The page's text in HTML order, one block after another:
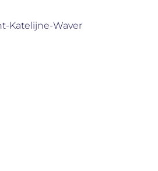
Katelijne-Waver